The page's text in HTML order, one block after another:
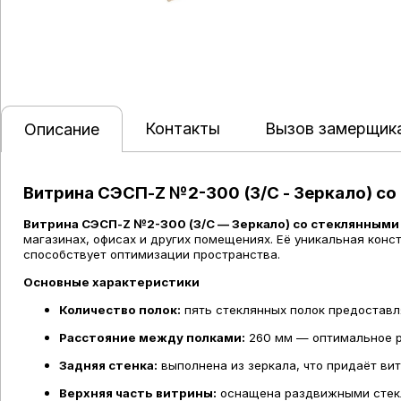
Описание Контакты Вызов
Витрина СЭСП-Z №2-300 (З/C - Зеркало)
Витрина СЭСП-Z №2-300 (З/C — Зеркало) со
магазинах, офисах и других помещениях. Её уникальная
способствует оптимизации пространства.
Основные характеристики
Количество полок: пять стеклянных полок
Расстояние между полками: 260 мм — оптимальное
Задняя стенка: выполнена из зеркала, что придаёт
Верхняя часть витрины: оснащена раздвижными